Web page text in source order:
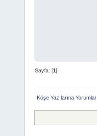
Sayfa: [1]
Köşe Yazılarına Yorumlar